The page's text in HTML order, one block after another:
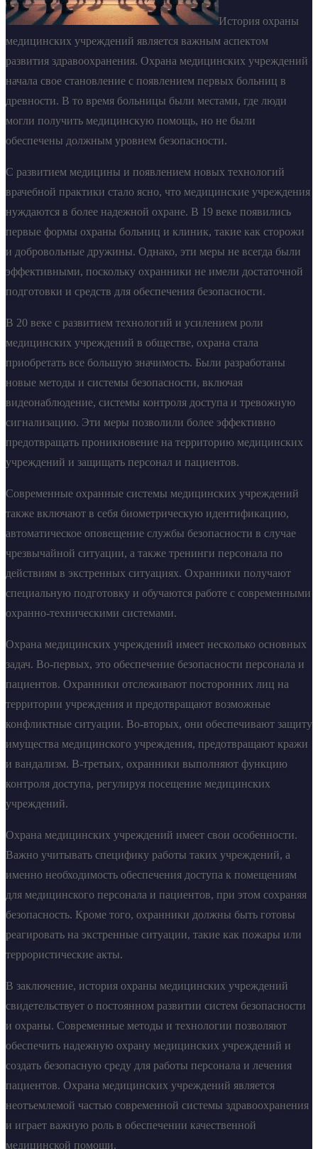
История охраны
медицинских учреждений является важным аспектом
развития здравоохранения. Охрана медицинских учреждений
начала свое становление с появлением первых больниц в
древности. В то время больницы были местами, где люди
могли получить медицинскую помощь, но не были
обеспечены должным уровнем безопасности.
С развитием медицины и появлением новых технологий
врачебной практики стало ясно, что медицинские учреждения
нуждаются в более надежной охране. В 19 веке появились
первые формы охраны больниц и клиник, такие как сторожи
и добровольные дружины. Однако, эти меры не всегда были
эффективными, поскольку охранники не имели достаточной
подготовки и средств для обеспечения безопасности.
В 20 веке с развитием технологий и усилением роли
медицинских учреждений в обществе, охрана стала
приобретать все большую значимость. Были разработаны
новые методы и системы безопасности, включая
видеонаблюдение, системы контроля доступа и тревожную
сигнализацию. Эти меры позволили более эффективно
предотвращать проникновение на территорию медицинских
учреждений и защищать персонал и пациентов.
Современные охранные системы медицинских учреждений
также включают в себя биометрическую идентификацию,
автоматическое оповещение службы безопасности в случае
чрезвычайной ситуации, а также тренинги персонала по
действиям в экстренных ситуациях. Охранники получают
специальную подготовку и обучаются работе с современными
охранно-техническими системами.
Охрана медицинских учреждений имеет несколько основных
задач. Во-первых, это обеспечение безопасности персонала и
пациентов. Охранники отслеживают посторонних лиц на
территории учреждения и предотвращают возможные
конфликтные ситуации. Во-вторых, они обеспечивают защиту
имущества медицинского учреждения, предотвращают кражи
и вандализм. В-третьих, охранники выполняют функцию
контроля доступа, регулируя посещение медицинских
учреждений.
Охрана медицинских учреждений имеет свои особенности.
Важно учитывать специфику работы таких учреждений, а
именно необходимость обеспечения доступа к помещениям
для медицинского персонала и пациентов, при этом сохраняя
безопасность. Кроме того, охранники должны быть готовы
реагировать на экстренные ситуации, такие как пожары или
террористические акты.
В заключение, история охраны медицинских учреждений
свидетельствует о постоянном развитии систем безопасности
и охраны. Современные методы и технологии позволяют
обеспечить надежную охрану медицинских учреждений и
создать безопасную среду для работы персонала и лечения
пациентов. Охрана медицинских учреждений является
неотъемлемой частью современной системы здравоохранения
и играет важную роль в обеспечении качественной
медицинской помощи.